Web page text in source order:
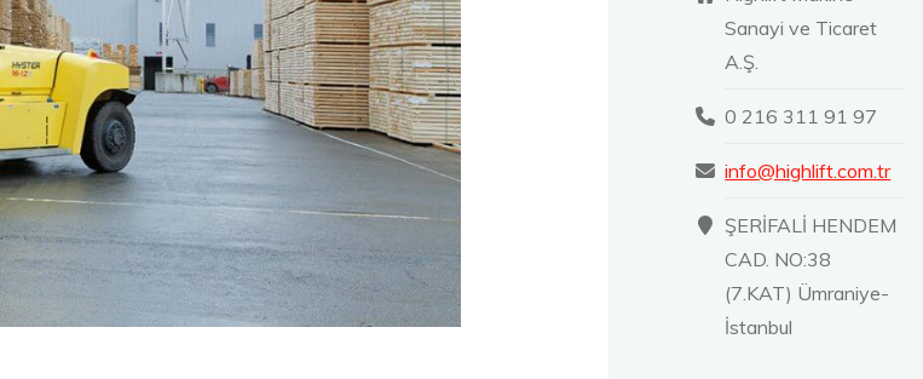
Sanayi ve Ticaret
A.Ş.
0 216 311 91 97
info@highlift.com.tr
ŞERİFALİ HENDEM
CAD. NO:38
(7.KAT) Ümraniye-
İstanbul